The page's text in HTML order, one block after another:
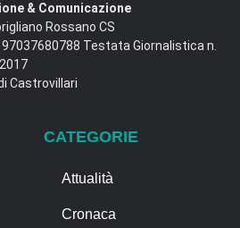
& Comunicazione
Rossano CS
97037680788 Testata Giornalistica n.
Castrovillari
CATEGORIE
Attualità
Cronaca